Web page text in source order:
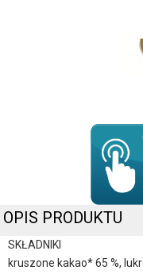
OPIS PRODUKTU
SKŁADNIKI
kruszone kakao* 65 %,